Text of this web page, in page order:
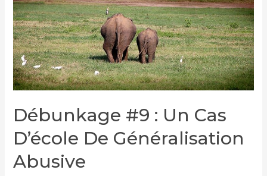
la
logique,
Vade
Retro
la
cohérence
Débunkage #9 : Un Cas
D’école De Généralisation
Abusive